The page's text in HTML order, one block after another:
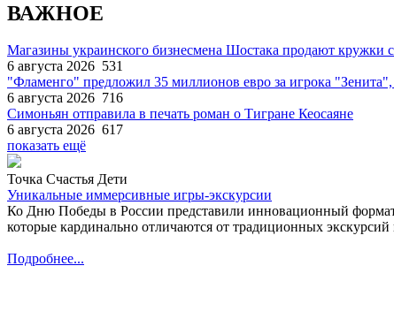
ВАЖНОЕ
Магазины украинского бизнесмена Шостака продают кружки
6 августа 2026 531
"Фламенго" предложил 35 миллионов евро за игрока
6 августа 2026 716
Симоньян отправила в печать роман о Тигране Кеосаяне
6 августа 2026 617
показать ещё
Точка Счастья Дети
Уникальные иммерсивные игры-экскурсии
Ко Дню Победы в России представили инновационный
которые кардинально отличаются от традиционных экскурсий
Подробнее...